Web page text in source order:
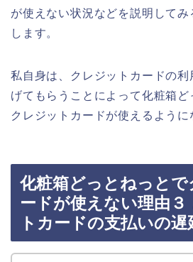
が使えない状況などを説明してみ
します。
私自身は、クレジットカードの利
げてもらうことによって化粧箱
クレジットカードが使えるように
化粧箱どっとねっとで
ードが使えない理由３
トカードの支払いの遅